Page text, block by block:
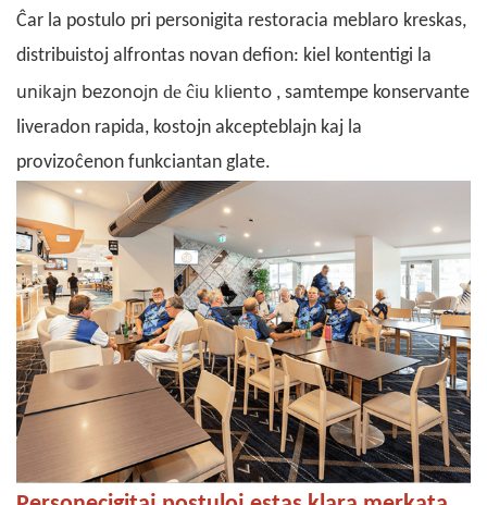
Ĉar la postulo pri personigita restoracia meblaro kreskas,
distribuistoj alfrontas novan defion: kiel kontentigi la
unikajn bezonojn de ĉiu kliento , samtempe konservante
liveradon rapida, kostojn akcepteblajn kaj la
provizoĉenon funkciantan glate.